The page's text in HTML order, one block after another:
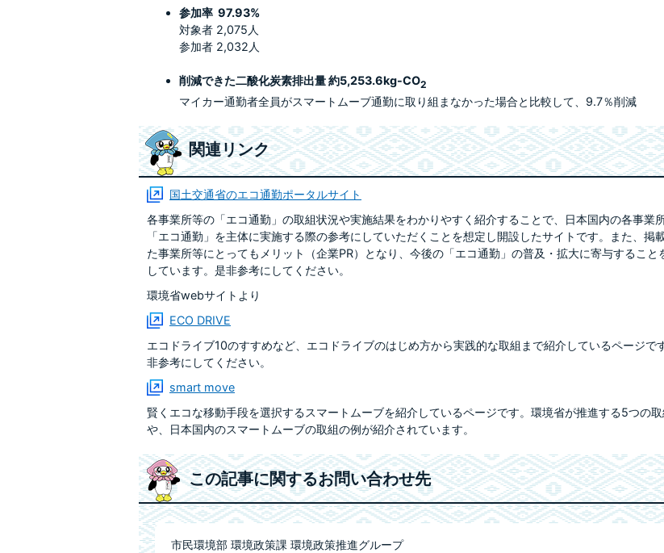
参加率 97.93%
対象者 2,075人
参加者 2,032人
削減できた二酸化炭素排出量 約5,253.6kg-CO2
マイカー通勤者全員がスマートムーブ通勤に取り組まなかった場合と比較して、9.7％削減
関連リンク
国土交通省のエコ通勤ポータルサイト
各事業所等の「エコ通勤」の取組状況や実施結果をわかりやすく紹介することで、日本国内の各事業所
「エコ通勤」を主体に実施する際の参考にしていただくことを想定し開設したサイトです。また、掲
た事業所等にとってもメリット（企業PR）となり、今後の「エコ通勤」の普及・拡大に寄与すること
しています。是非参考にしてください。
環境省webサイトより
ECO DRIVE
エコドライブ10のすすめなど、エコドライブのはじめ方から実践的な取組まで紹介しているページで
非参考にしてください。
smart move
賢くエコな移動手段を選択するスマートムーブを紹介しているページです。環境省が推進する5つの取
や、日本国内のスマートムーブの取組の例が紹介されています。
この記事に関するお問い合わせ先
市民環境部 環境政策課 環境政策推進グループ